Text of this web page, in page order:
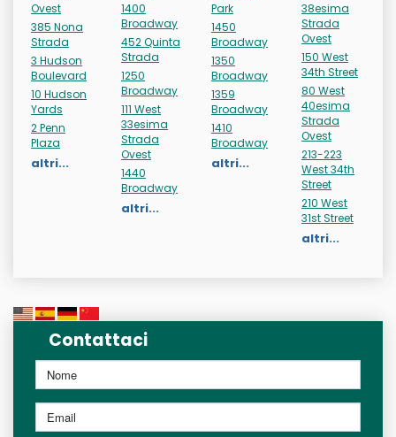
Ovest
385 Nona
Strada
3 Hudson
Boulevard
10 Hudson
Yards
2 Penn
Plaza
altri...
1400
Broadway
452 Quinta
Strada
1250
Broadway
111 West
33esima
Strada
Ovest
1440
Broadway
altri...
Park
1450
Broadway
1350
Broadway
1359
Broadway
1410
Broadway
altri...
38esima
Strada
Ovest
150 West
34th Street
80 West
40esima
Strada
Ovest
213-223
West 34th
Street
210 West
31st Street
altri...
Contattaci